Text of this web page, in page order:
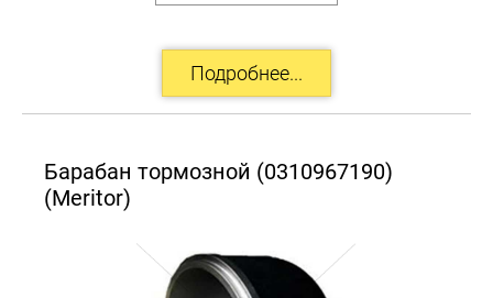
Барабан тормозной (0310967190)
(Meritor)